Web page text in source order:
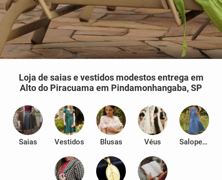
Loja de saias e vestidos modestos entrega em
Alto do Piracuama em Pindamonhangaba, SP
Saias Vestidos Blusas Véus Salopetes